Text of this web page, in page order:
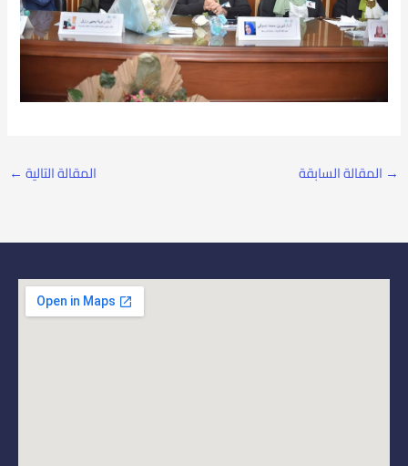
→ المقالة السابقة المقالة التالية ←